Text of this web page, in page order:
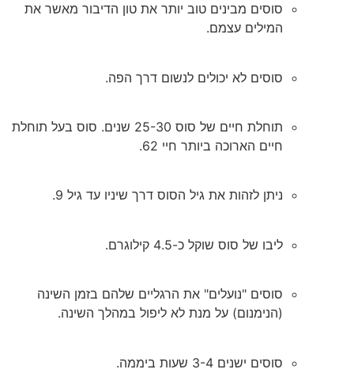
סוסים מבינים טוב יותר את טון הדיבור מאשר את
המילים עצמם.
סוסים לא יכולים לנשום דרך הפה.
תוחלת חיים של סוס 25-30 שנים. סוס בעל תוחלת
חיים הארוכה ביותר חיי 62.
ניתן לזהות את גיל הסוס דרך שיניו עד גיל 9.
ליבו של סוס שוקל כ-4.5 קילוגרם.
סוסים "נועלים" את הרגליים שלהם בזמן השינה
(הנימנום) על מנת לא ליפול במהלך השינה.
סוסים ישנים 3-4 שעות ביממה.